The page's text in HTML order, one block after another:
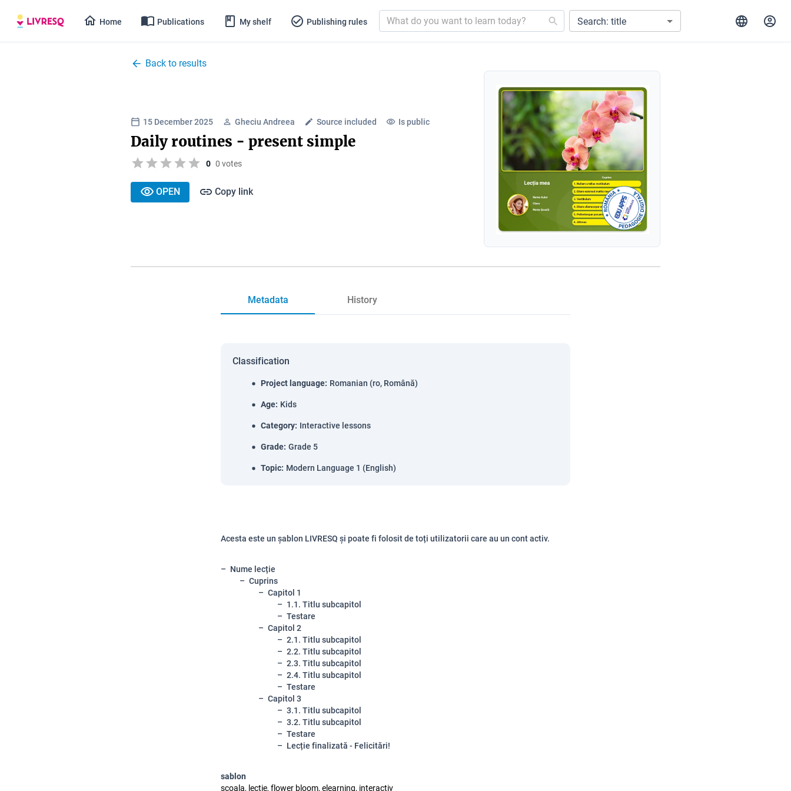
Home Publications My shelf Publishing rules Search: title
Back to results
15 December 2025 Gheciu Andreea Source included Is public
Daily routines - present simple
0 0 votes
OPEN Copy link
Metadata History
Classification
Project language: Romanian (ro, Română)
Age: Kids
Category: Interactive lessons
Grade: Grade 5
Topic: Modern Language 1 (English)
Acesta este un șablon LIVRESQ și poate fi folosit de toți utilizatorii care au un cont activ.
Nume lecție
Cuprins
Capitol 1
1.1. Titlu subcapitol
Testare
Capitol 2
2.1. Titlu subcapitol
2.2. Titlu subcapitol
2.3. Titlu subcapitol
2.4. Titlu subcapitol
Testare
Capitol 3
3.1. Titlu subcapitol
3.2. Titlu subcapitol
Testare
Lecție finalizată - Felicitări!
sablon
scoala, lectie, flower bloom, elearning, interactiv